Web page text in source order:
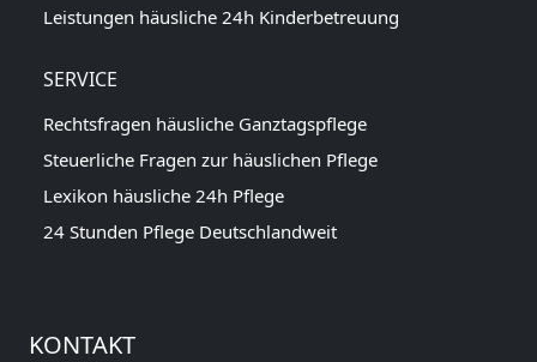
Leistungen häusliche 24h Kinderbetreuung
SERVICE
Rechtsfragen häusliche Ganztagspflege
Steuerliche Fragen zur häuslichen Pflege
Lexikon häusliche 24h Pflege
24 Stunden Pflege Deutschlandweit
KONTAKT